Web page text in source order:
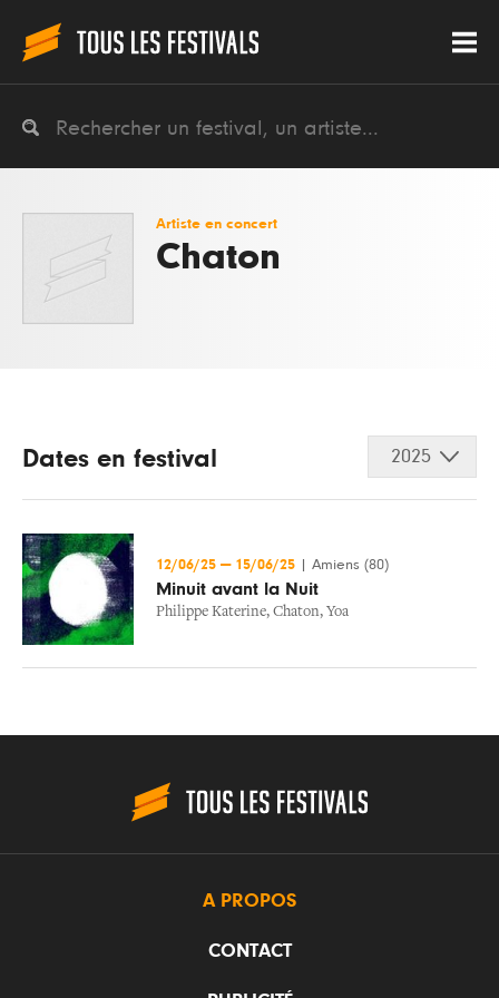
Artiste en concert
Chaton
Dates en festival 2025
12/06/25 — 15/06/25 Amiens (80)
Minuit avant la Nuit
Philippe Katerine, Chaton, Yoa
A PROPOS
CONTACT